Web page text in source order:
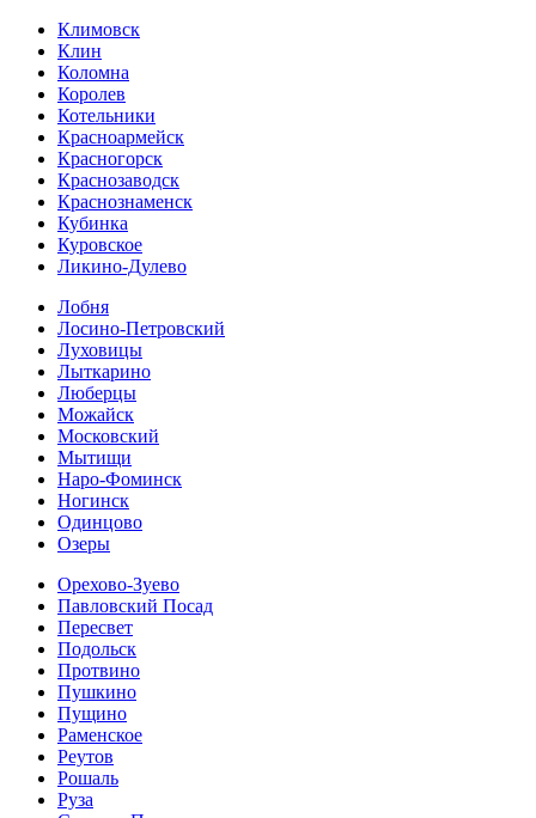
Климовск
Клин
Коломна
Королев
Котельники
Красноармейск
Красногорск
Краснозаводск
Краснознаменск
Кубинка
Куровское
Ликино-Дулево
Лобня
Лосино-Петровский
Луховицы
Лыткарино
Люберцы
Можайск
Московский
Мытищи
Наро-Фоминск
Ногинск
Одинцово
Озеры
Орехово-Зуево
Павловский Посад
Пересвет
Подольск
Протвино
Пушкино
Пущино
Раменское
Реутов
Рошаль
Руза